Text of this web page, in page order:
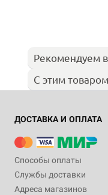
Рекомендуем
С этим
ДОСТАВКА И ОПЛАТА
Способы оплаты
Службы доставки
Адреса магазинов